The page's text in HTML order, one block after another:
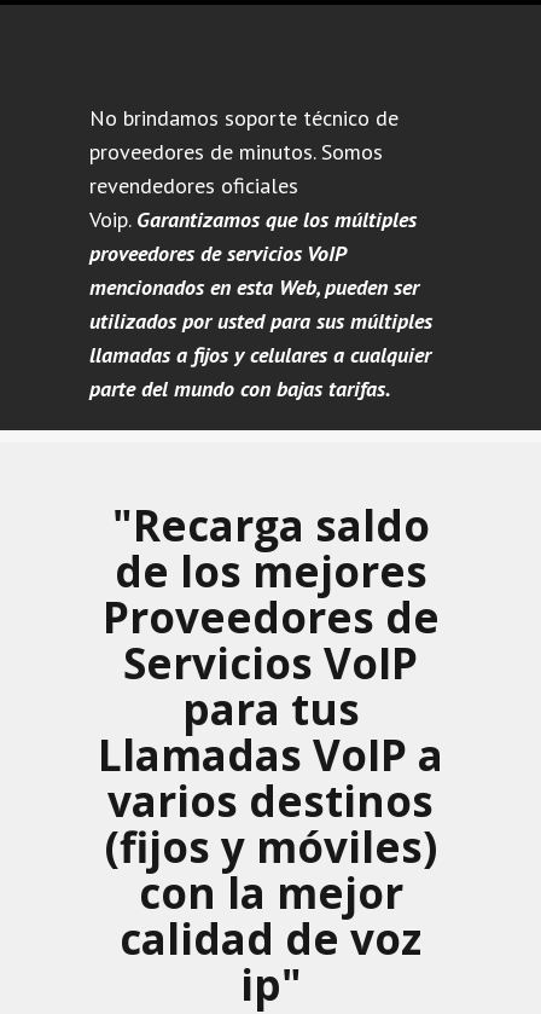
No brindamos soporte técnico de
proveedores de minutos. Somos
revendedores oficiales
Voip. Garantizamos que los múltiples
proveedores de servicios VoIP
mencionados en esta Web, pueden ser
utilizados por usted para sus múltiples
llamadas a fijos y celulares a cualquier
parte del mundo con bajas tarifas.
"Recarga saldo
de los mejores
Proveedores de
Servicios VoIP
para tus
Llamadas VoIP a
varios destinos
(fijos y móviles)
con la mejor
calidad de voz
ip"